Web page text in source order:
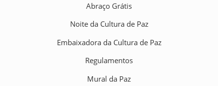
Abraço Grátis
Noite da Cultura de Paz
Embaixadora da Cultura de Paz
Regulamentos
Mural da Paz